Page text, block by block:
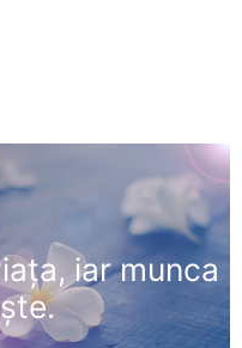
iar munca